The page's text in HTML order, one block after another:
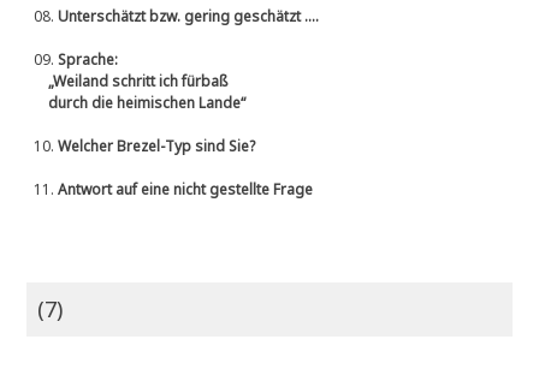
08.Unterschätzt bzw. gering geschätzt ....
09.Sprache:
„Weiland schritt ich fürbaß
durch die heimischen Lande“
10.Welcher Brezel-Typ sind Sie?
11.Antwort auf eine nicht gestellte Frage
(7)